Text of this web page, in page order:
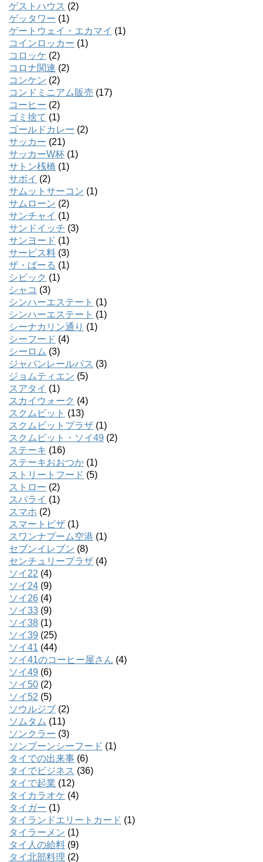
ゲストハウス (2)
ゲッタワー (1)
ゲートウェイ・エカマイ (1)
コインロッカー (1)
コロッケ (2)
コロナ関連 (2)
コンケン (2)
コンドミニアム販売 (17)
コーヒー (2)
ゴミ捨て (1)
ゴールドカレー (2)
サッカー (21)
サッカーW杯 (1)
サトン桟橋 (1)
サボイ (2)
サムットサーコン (1)
サムローン (2)
サンチャイ (1)
サンドイッチ (3)
サンヨード (1)
サービス料 (3)
ザ・ばーる (1)
シビック (1)
シャコ (3)
シンハーエステート (1)
シンハーエステート (1)
シーナカリン通り (1)
シーフード (4)
シーロム (3)
ジャパンレールパス (3)
ジョムティエン (5)
スアタイ (1)
スカイウォーク (4)
スクムビット (13)
スクムビットプラザ (1)
スクムビット・ソイ49 (2)
ステーキ (16)
ステーキおおつか (1)
ストリートフード (5)
ストロー (2)
スパライ (1)
スマホ (2)
スマートビザ (1)
スワンナプーム空港 (1)
セブンイレブン (8)
センチュリープラザ (4)
ソイ22 (4)
ソイ24 (9)
ソイ26 (4)
ソイ33 (9)
ソイ38 (1)
ソイ39 (25)
ソイ41 (44)
ソイ41のコーヒー屋さん (4)
ソイ49 (6)
ソイ50 (2)
ソイ52 (5)
ソウルジブ (2)
ソムタム (11)
ソンクラー (3)
ソンブーンシーフード (1)
タイでの出来事 (6)
タイでビジネス (36)
タイで起業 (12)
タイカラオケ (4)
タイガー (1)
タイランドエリートカード (1)
タイラーメン (1)
タイ人の給料 (9)
タイ北部料理 (2)